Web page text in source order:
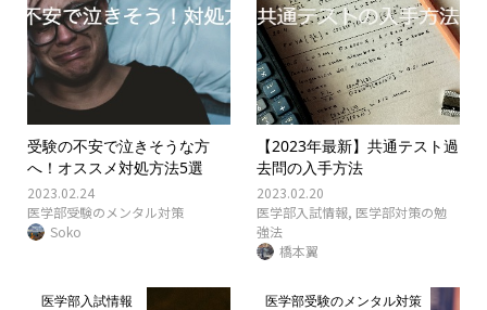
受験の不安で泣きそうな方
へ！オススメ対処方法5選
2023.02.24
医学部受験のメンタル対策
Soko
【2023年最新】共通テスト過
去問の入手方法
2023.02.20
医学部入試情報, 医学部対策の勉
強法
橋本翼
医学部入試情報 医学部受験のメンタル対策